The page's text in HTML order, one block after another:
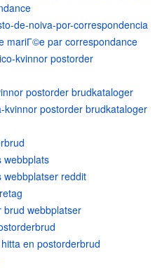
de-noiva-por-correspondencia
mariГ©e par correspondance
kvinnor postorder
postorder brudkataloger
postorder brudkataloger
webbplats
reddit
brud webbplatser
en postorderbrud